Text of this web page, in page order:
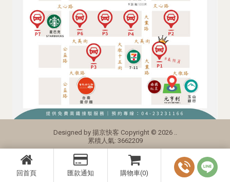
回首頁 匯款通知 購物車(0)
Designed by 揚京快客 Copyright © 2026
累積人氣: 3662209